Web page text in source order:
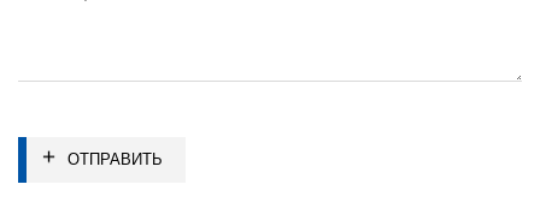
ОТПРАВИТЬ